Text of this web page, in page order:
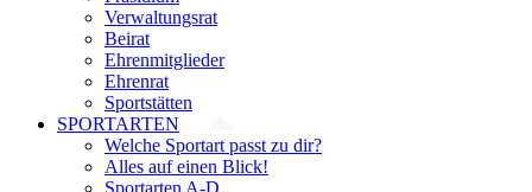
Verwaltungsrat
Beirat
Ehrenmitglieder
Ehrenrat
Sportstätten
SPORTARTEN
Welche Sportart passt zu dir?
Alles auf einen Blick!
Sportarten A-D